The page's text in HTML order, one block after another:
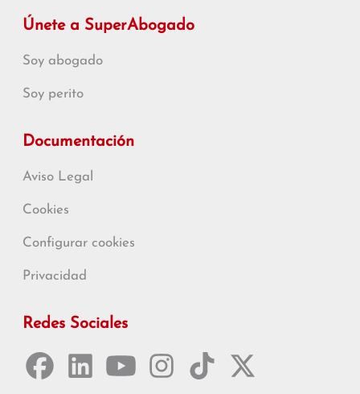
Únete a SuperAbogado
Soy abogado
Soy perito
Documentación
Aviso Legal
Cookies
Configurar cookies
Privacidad
Redes Sociales